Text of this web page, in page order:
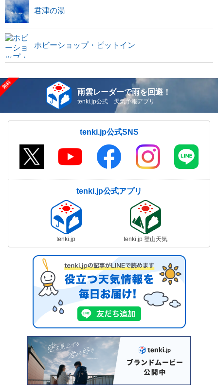
君津の湯
ホビーショップ・ピットイン
雨雲レーダーで雨を回避！
tenki.jp公式 天気予報アプリ
tenki.jp公式SNS
tenki.jp公式アプリ
tenki.jp tenki.jp 登山天気